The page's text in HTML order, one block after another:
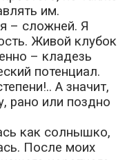
им.
– сложней. Я
Живой клубок
– кладезь
потенциал.
А значит,
рано или поздно
как солнышко,
После моих